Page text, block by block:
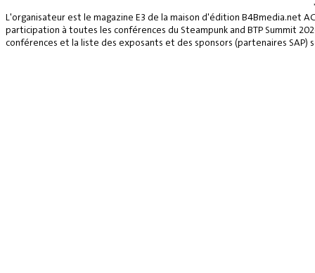
L'organisateur est le magazine E3 de la maison d'édition B4Bmedia.net
participation à toutes les conférences du Steampunk and BTP Summit
conférences et la liste des exposants et des sponsors (partenaires